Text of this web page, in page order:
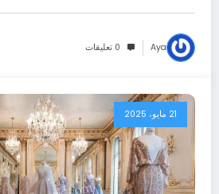
Aya 0 تعليقات
21 مايو، 2025